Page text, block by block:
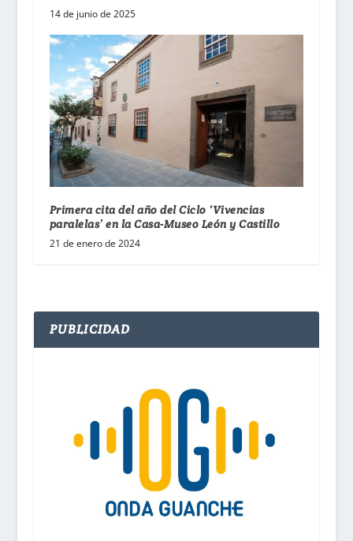
14 de junio de 2025
Primera cita del año del Ciclo ‘Vivencias
paralelas’ en la Casa-Museo León y Castillo
21 de enero de 2024
PUBLICIDAD